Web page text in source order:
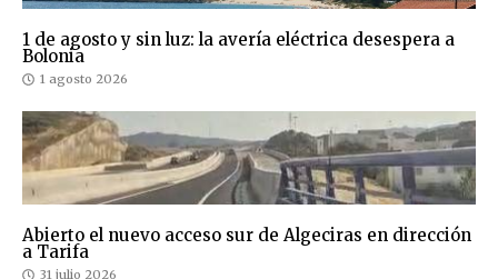
1 de agosto y sin luz: la avería eléctrica desespera a
Bolonia
1 agosto 2026
Abierto el nuevo acceso sur de Algeciras en dirección
a Tarifa
31 julio 2026